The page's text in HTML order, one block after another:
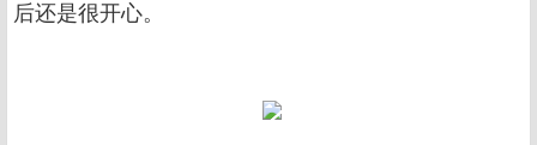
后还是很开心。